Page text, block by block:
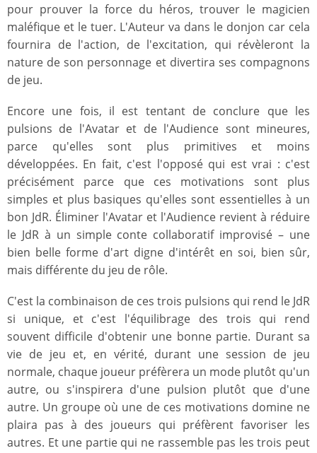
pour prouver la force du héros, trouver le magicien
maléfique et le tuer. L'Auteur va dans le donjon car cela
fournira de l'action, de l'excitation, qui révèleront la
nature de son personnage et divertira ses compagnons
de jeu.
Encore une fois, il est tentant de conclure que les
pulsions de l'Avatar et de l'Audience sont mineures,
parce qu'elles sont plus primitives et moins
développées. En fait, c'est l'opposé qui est vrai : c'est
précisément parce que ces motivations sont plus
simples et plus basiques qu'elles sont essentielles à un
bon JdR. Éliminer l'Avatar et l'Audience revient à réduire
le JdR à un simple conte collaboratif improvisé – une
bien belle forme d'art digne d'intérêt en soi, bien sûr,
mais différente du jeu de rôle.
C'est la combinaison de ces trois pulsions qui rend le JdR
si unique, et c'est l'équilibrage des trois qui rend
souvent difficile d'obtenir une bonne partie. Durant sa
vie de jeu et, en vérité, durant une session de jeu
normale, chaque joueur préfèrera un mode plutôt qu'un
autre, ou s'inspirera d'une pulsion plutôt que d'une
autre. Un groupe où une de ces motivations domine ne
plaira pas à des joueurs qui préfèrent favoriser les
autres. Et une partie qui ne rassemble pas les trois peut